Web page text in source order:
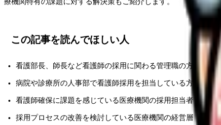
この記事を読んでほしい人
看護部長、師長など看護師の採用に関わる管理職の方
病院や診療所の人事部で看護師採用を担当している方
看護師確保に課題を感じている医療機関の採用担当者
採用プロセスの改善を検討している医療機関の経営層